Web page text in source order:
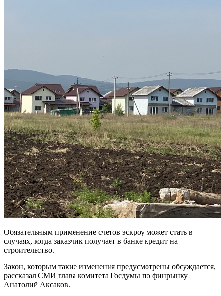
Обязательным применение счетов эскроу может стать в
случаях, когда заказчик получает в банке кредит на
строительство.
Закон, которым такие изменения предусмотрены обсуждается,
рассказал СМИ глава комитета Госдумы по финрынку
Анатолий Аксаков.